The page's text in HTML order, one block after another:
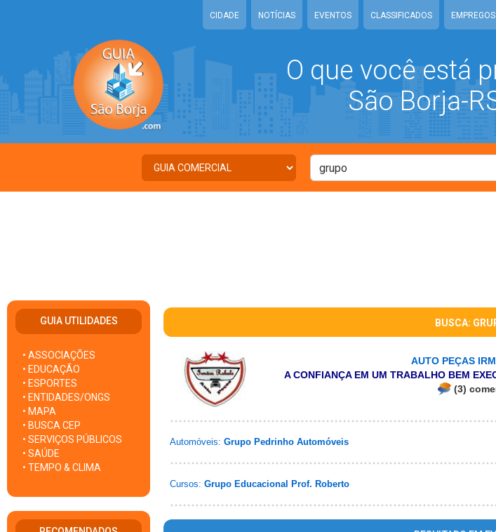
CIDADE NOTÍCIAS EVENTOS CLASSIFICADOS EMPREGOS
O que você está
São Borja-
GUIA UTILIDADES
• ASSOCIAÇÕES
• EDUCAÇÃO
• ESPORTES
• ENTIDADES/ONGS
• MAPA
• BUSCA CEP
• SERVIÇOS PÚBLICOS
• SAÚDE
• TEMPO & CLIMA
BUSCA:
AUTO PEÇAS
A CONFIANÇA EM UM TRABALHO BEM
(3)
Automóveis: Grupo Pedrinho Automóveis
Cursos: Grupo Educacional Prof. Roberto